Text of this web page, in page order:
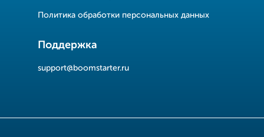
Политика обработки персональных данных
Поддержка
support@boomstarter.ru